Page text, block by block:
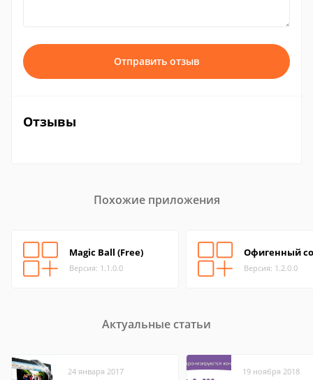
Отправить отзыв
Отзывы
Похожие приложения
Magic Ball (Free)
Версия: 1.1.0.0
Офигенный
Версия: 1.2.0.0
Актуальные статьи
24 января 2017 19 ноября 2018